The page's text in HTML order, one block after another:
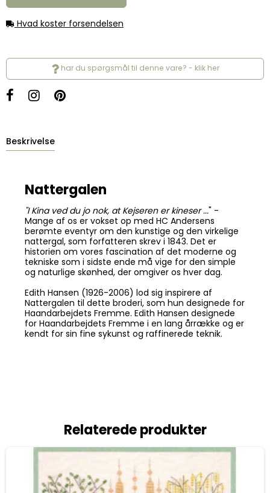
Hvad koster forsendelsen
har du spørgsmål til denne vare? - klik her
Beskrivelse
Nattergalen
"I Kina ved du jo nok, at Kejseren er kineser ..." -
Mange af os er vokset op med HC Andersens
berømte eventyr om den kunstige og den virkelige
nattergal, som forfatteren skrev i 1843. Det er
historien om vores fascination af det moderne og
tekniske som i sidste ende må vige for den simple
og naturlige skønhed, der omgiver os hver dag.
Edith Hansen (1926-2006) lod sig inspirere af
Nattergalen til dette broderi, som hun designede for
Haandarbejdets Fremme. Edith Hansen designede
for Haandarbejdets Fremme i en lang årrække og er
kendt for sin fine sykunst og raffinerede teknik.
Relaterede produkter